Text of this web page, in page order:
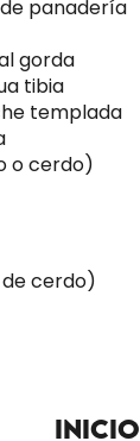
Inicio
panadería
gorda
tibia
templada
o cerdo)
cerdo)